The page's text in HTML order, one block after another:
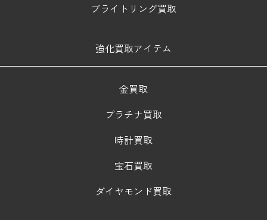
ブライトリング買取
強化買取アイテム
金買取
プラチナ買取
時計買取
宝石買取
ダイヤモンド買取